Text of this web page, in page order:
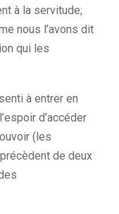
à la servitude;
nous l’avons dit
qui les
à entrer en
d’accéder
(les
de deux